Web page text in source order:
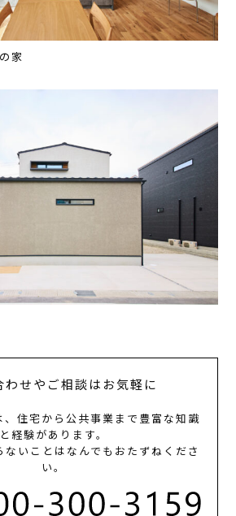
家
わせやご相談はお気軽に
住宅から公共事業まで豊富な知識
と経験があります。
ないことはなんでもおたずねくださ
い。